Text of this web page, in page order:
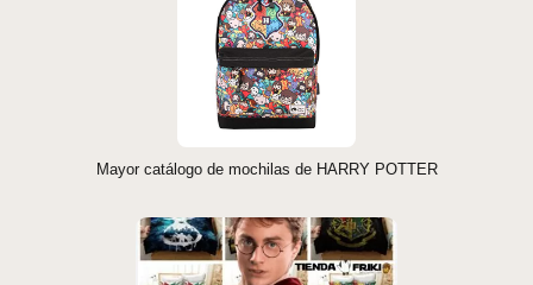
Mayor catálogo de mochilas de HARRY POTTER